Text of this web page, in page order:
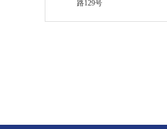
路129号